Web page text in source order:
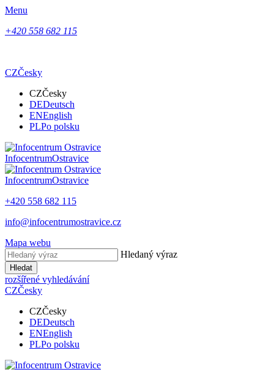
Menu
+420 558 682 115
CZČesky
CZČesky
DEDeutsch
ENEnglish
PLPo polsku
InfocentrumOstravice
InfocentrumOstravice
+420 558 682 115
info@infocentrumostravice.cz
Mapa webu
Hledaný výraz
Hledat
rozšířené vyhledávání
CZČesky
CZČesky
DEDeutsch
ENEnglish
PLPo polsku